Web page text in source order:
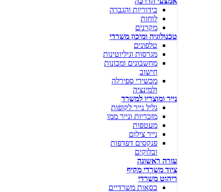
בידוריות והגברה
לוחות
מקרנים
טכנולוגיה ומיכון משרדי
טלפונים
מגרסות וגיליוטינות
מחשבונים ומכונות
חישוב
מכשירי ספירלה
ולמינציה
נייר ומוצריו למשרד
גליל נייר לקופות
מזכריות ונייר ממו
מעטפות
נייר צילום
פנקסים דפדפות
ובלוקים
עזרה ראשונה
ציוד משרדי מקיף
ריהוט משרדי
כסאות משרדיים